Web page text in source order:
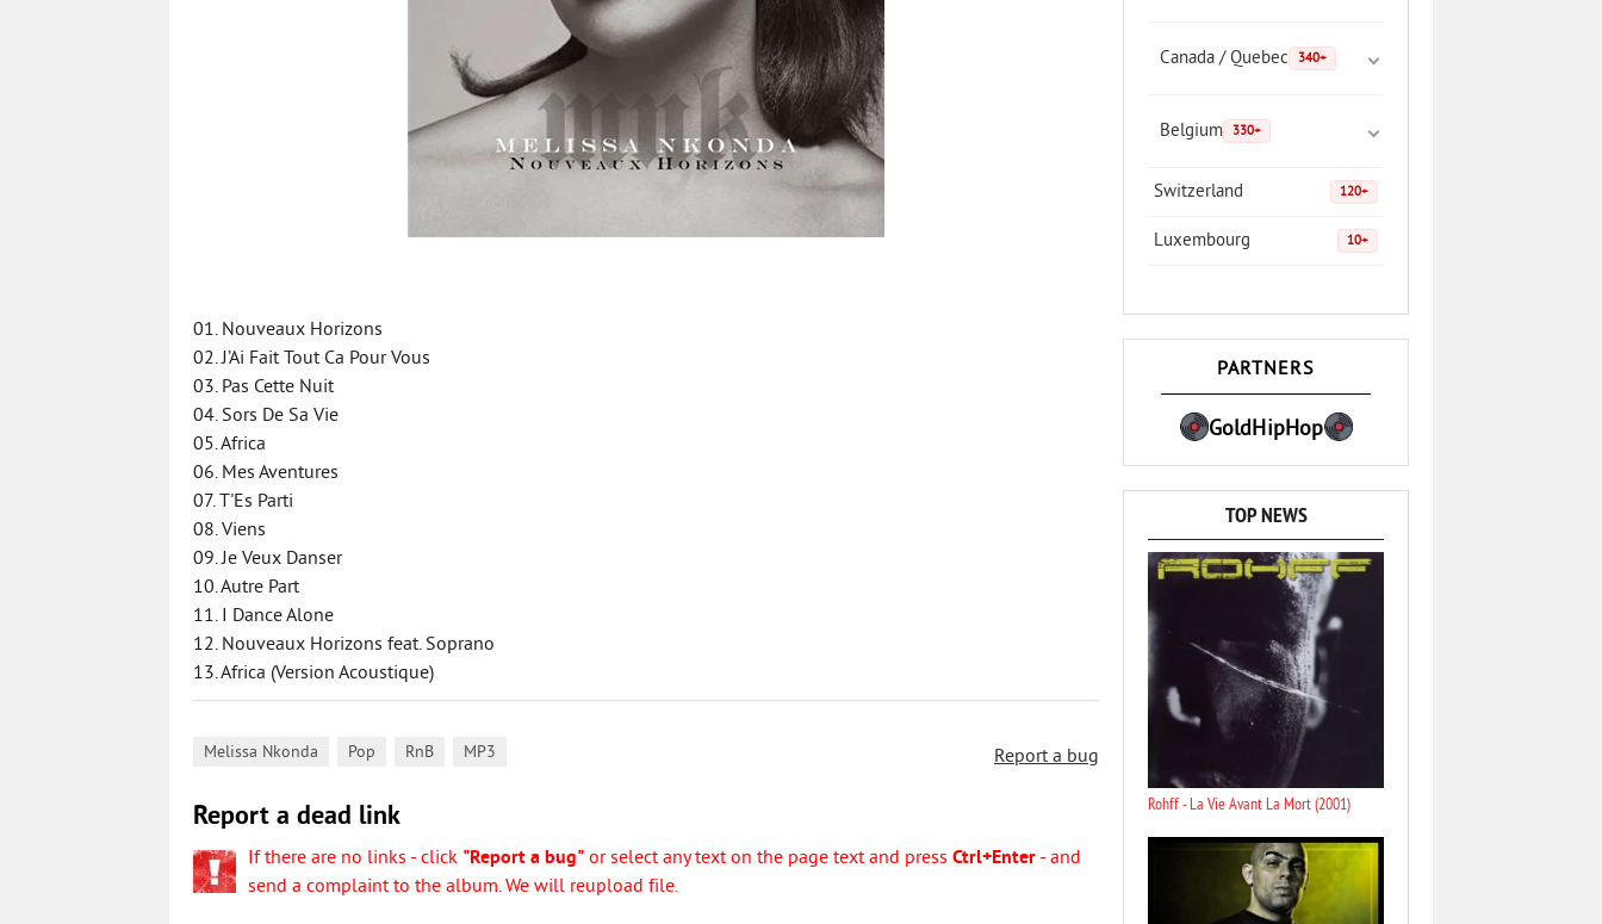
01. Nouveaux Horizons
02. J’Ai Fait Tout Ca Pour Vous
03. Pas Cette Nuit
04. Sors De Sa Vie
05. Africa
06. Mes Aventures
07. T'Es Parti
08. Viens
09. Je Veux Danser
10. Autre Part
11. I Dance Alone
12. Nouveaux Horizons feat. Soprano
13. Africa (Version Acoustique)
Report a bug
Melissa Nkonda Pop RnB MP3
Report a dead link
If there are no links - click "Report a bug" or select any text on the page text and press Ctrl+Enter - and
send a complaint to the album. We will reupload file.
Canada / Quebec 340+
Belgium 330+
Switzerland 120+
Luxembourg 10+
PARTNERS
GoldHipHop
TOP NEWS
Rohff - La Vie Avant La Mort (2001)